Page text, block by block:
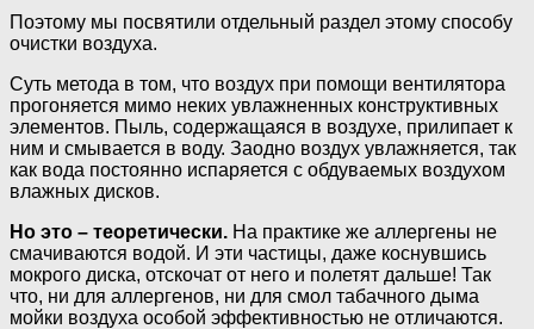
Поэтому мы посвятили отдельный раздел этому способу
очистки воздуха.
Суть метода в том, что воздух при помощи вентилятора
прогоняется мимо неких увлажненных конструктивных
элементов. Пыль, содержащаяся в воздухе, прилипает к
ним и смывается в воду. Заодно воздух увлажняется, так
как вода постоянно испаряется с обдуваемых воздухом
влажных дисков.
Но это – теоретически. На практике же аллергены не
смачиваются водой. И эти частицы, даже коснувшись
мокрого диска, отскочат от него и полетят дальше! Так
что, ни для аллергенов, ни для смол табачного дыма
мойки воздуха особой эффективностью не отличаются.